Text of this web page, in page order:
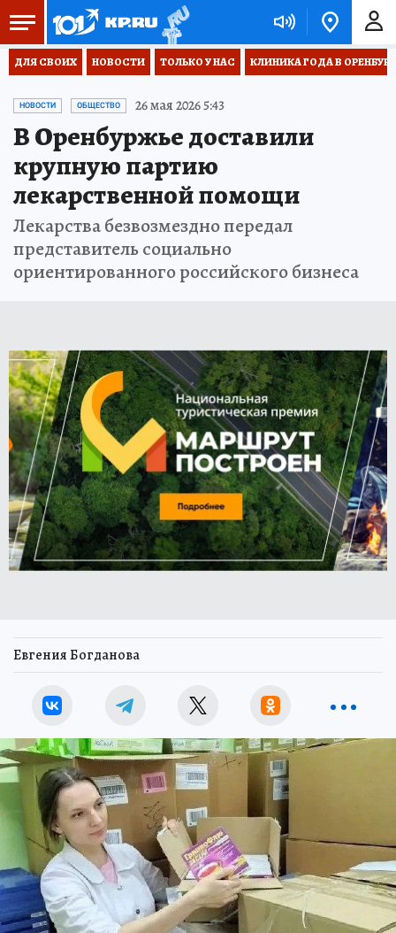
ДЛЯ СВОИХ НОВОСТИ ТОЛЬКО У НАС КЛИНИКА ГОДА В
НОВОСТИ ОБЩЕСТВО 26 мая 2026 5:43
В Оренбуржье доставили
крупную партию
лекарственной помощи
Лекарства безвозмездно передал
представитель социально
ориентированного российского бизнеса
Евгения Богданова